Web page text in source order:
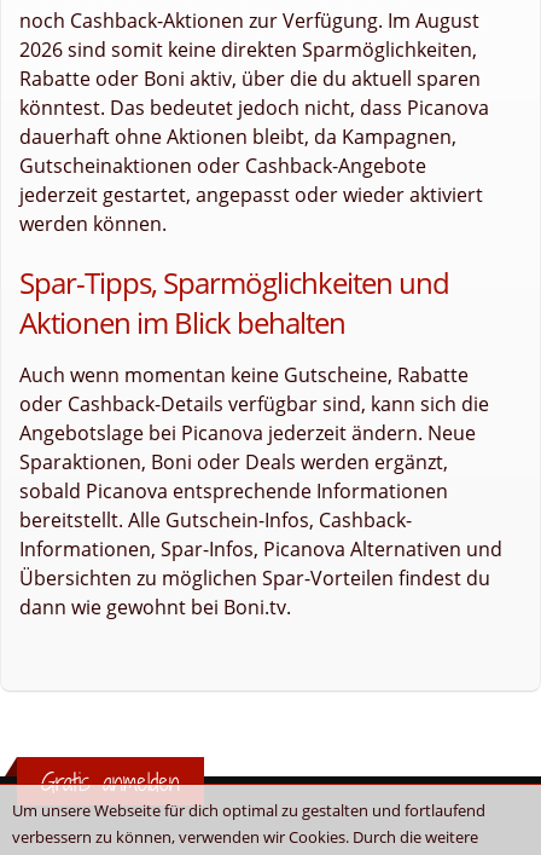
Um unsere Webseite für dich optimal zu gestalten und fortlaufend
verbessern zu können, verwenden wir Cookies. Durch die weitere
noch Cashback-Aktionen zur Verfügung. Im August
2026 sind somit keine direkten Sparmöglichkeiten,
Rabatte oder Boni aktiv, über die du aktuell sparen
könntest. Das bedeutet jedoch nicht, dass Picanova
dauerhaft ohne Aktionen bleibt, da Kampagnen,
Gutscheinaktionen oder Cashback-Angebote
jederzeit gestartet, angepasst oder wieder aktiviert
werden können.
Spar-Tipps, Sparmöglichkeiten und
Aktionen im Blick behalten
Auch wenn momentan keine Gutscheine, Rabatte
oder Cashback-Details verfügbar sind, kann sich die
Angebotslage bei Picanova jederzeit ändern. Neue
Sparaktionen, Boni oder Deals werden ergänzt,
sobald Picanova entsprechende Informationen
bereitstellt. Alle Gutschein-Infos, Cashback-
Informationen, Spar-Infos, Picanova Alternativen und
Übersichten zu möglichen Spar-Vorteilen findest du
dann wie gewohnt bei Boni.tv.
Gratis anmelden